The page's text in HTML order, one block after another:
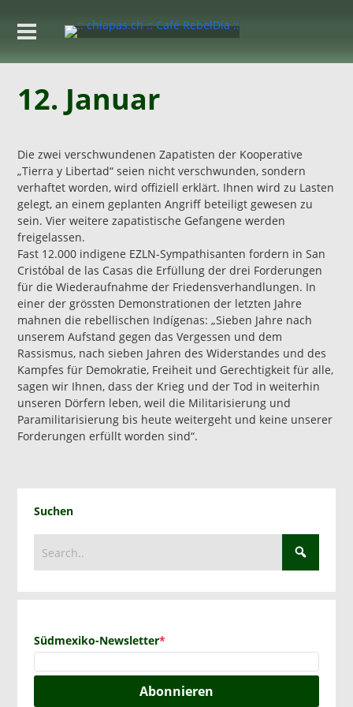
12. Januar
Die zwei verschwundenen Zapatisten der Kooperative
„Tierra y Libertad“ seien nicht verschwunden, sondern
verhaftet worden, wird offiziell erklärt. Ihnen wird zu Lasten
gelegt, an einem geplanten Angriff beteiligt gewesen zu
sein. Vier weitere zapatistische Gefangene werden
freigelassen.
Fast 12.000 indigene EZLN-Sympathisanten fordern in San
Cristóbal de las Casas die Erfüllung der drei Forderungen
für die Wiederaufnahme der Friedensverhandlungen. In
einer der grössten Demonstrationen der letzten Jahre
mahnen die rebellischen Indígenas: „Sieben Jahre nach
unserem Aufstand gegen das Vergessen und dem
Rassismus, nach sieben Jahren des Widerstandes und des
Kampfes für Demokratie, Freiheit und Gerechtigkeit für alle,
sagen wir Ihnen, dass der Krieg und der Tod in weiterhin
unseren Dörfern leben, weil die Militarisierung und
Paramilitarisierung bis heute weitergeht und keine unserer
Forderungen erfüllt worden sind“.
Suchen
Südmexiko-Newsletter*
Abonnieren